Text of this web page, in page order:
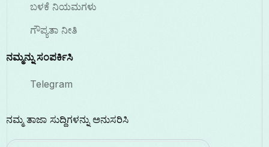
ಬಳಕೆ ನಿಯಮಗಳು
ಗೌಪ್ಯತಾ ನೀತಿ
ನಮ್ಮನ್ನು ಸಂಪರ್ಕಿಸಿ
Telegram
ನಮ್ಮ ತಾಜಾ ಸುದ್ದಿಗಳನ್ನು ಅನುಸರಿಸಿ